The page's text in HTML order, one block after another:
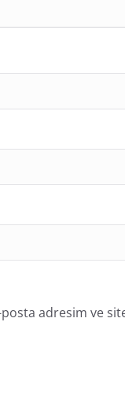
adresim ve